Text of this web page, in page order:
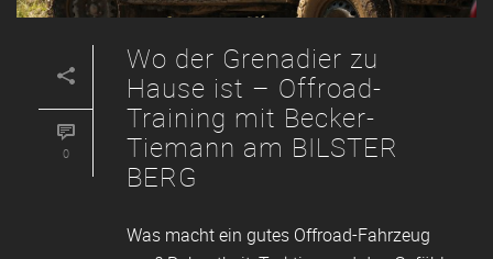
0
Wo der Grenadier zu
Hause ist – Offroad-
Training mit Becker-
Tiemann am BILSTER
BERG
Was macht ein gutes Offroad-Fahrzeug